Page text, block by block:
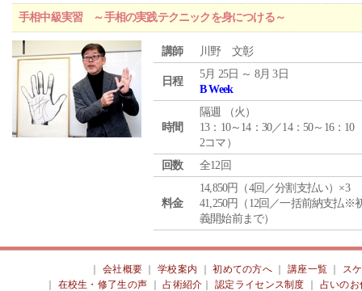
手相中級実習 ～手相の実践テクニックを身につける～
講師 川野 文彰
日程
5月 25日 ～ 8月 3日
B Week
時間
隔週 （火 ）
13：10～14：30／14：50～16：10
2コマ）
回数
全12回
料金
14,850円（4回／分割支払い）×3
41,250円（12回／一括前納支払※
義開始前まで）
会社概要 ｜学校案内 ｜初めての方へ 講座一覧
ス
在校生・修了生の声 ｜占術紹介 ｜認定ライセンス制度
占いのお